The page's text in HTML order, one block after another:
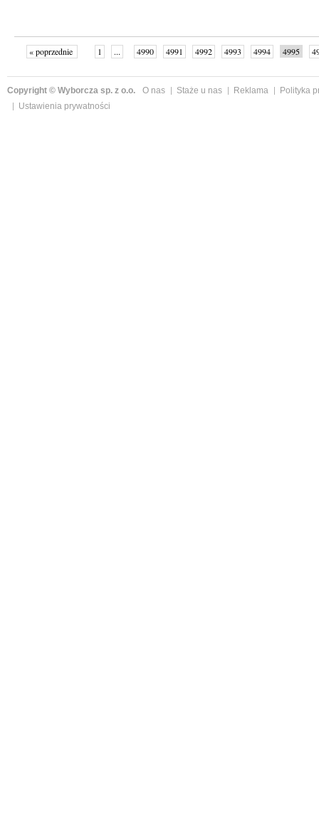
« poprzednie 1 ... 4990 4991 4992 4993 4994 4995
Copyright © Wyborcza sp. z o.o. O nas Staże u nas Reklama
Polityka
Ustawienia prywatności